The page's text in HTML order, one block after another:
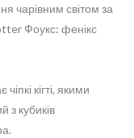
чарівним світом за
Фоукс: фенікс
кігті, якими
з кубиків